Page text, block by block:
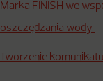
Marka FINISH we
oszczędzania wody –
Tworzenie